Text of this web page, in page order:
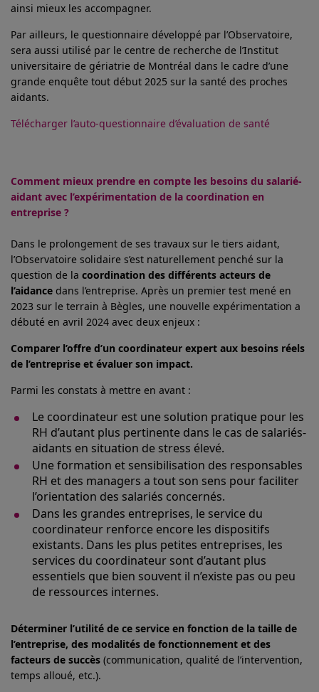
ainsi mieux les accompagner.
Par ailleurs, le questionnaire développé par l’Observatoire,
sera aussi utilisé par le centre de recherche de l’Institut
universitaire de gériatrie de Montréal dans le cadre d’une
grande enquête tout début 2025 sur la santé des proches
aidants.
Télécharger l’auto-questionnaire d’évaluation de santé
Comment mieux prendre en compte les besoins du salarié-
aidant avec l’expérimentation de la coordination en
entreprise ?
Dans le prolongement de ses travaux sur le tiers aidant,
l’Observatoire solidaire s’est naturellement penché sur la
question de la coordination des différents acteurs de
l’aidance dans l’entreprise. Après un premier test mené en
2023 sur le terrain à Bègles, une nouvelle expérimentation a
débuté en avril 2024 avec deux enjeux :
Comparer l’offre d’un coordinateur expert aux besoins réels
de l’entreprise et évaluer son impact.
Parmi les constats à mettre en avant :
Le coordinateur est une solution pratique pour les
RH d’autant plus pertinente dans le cas de salariés-
aidants en situation de stress élevé.
Une formation et sensibilisation des responsables
RH et des managers a tout son sens pour faciliter
l’orientation des salariés concernés.
Dans les grandes entreprises, le service du
coordinateur renforce encore les dispositifs
existants. Dans les plus petites entreprises, les
services du coordinateur sont d’autant plus
essentiels que bien souvent il n’existe pas ou peu
de ressources internes.
Déterminer l’utilité de ce service en fonction de la taille de
l’entreprise, des modalités de fonctionnement et des
facteurs de succès (communication, qualité de l’intervention,
temps alloué, etc.).